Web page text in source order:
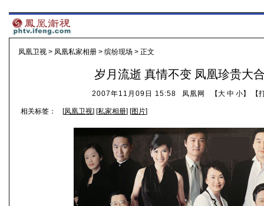
凤凰卫视 > 凤凰私家相册 > 缤纷现场 > 正文
岁月流逝 真情不变 凤凰珍贵大
2007年11月09日 15:58 凤凰网 【大 中 小】 【
相关标签： [凤凰卫视] [私家相册] [图片]